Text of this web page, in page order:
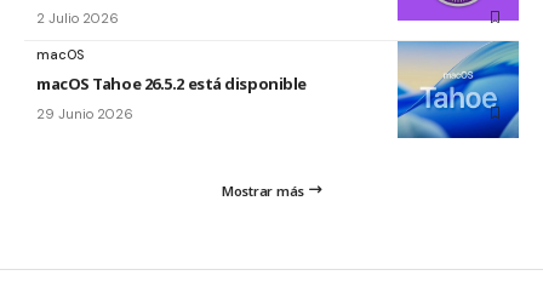
2 Julio 2026
macOS
macOS Tahoe 26.5.2 está disponible
29 Junio 2026
Mostrar más